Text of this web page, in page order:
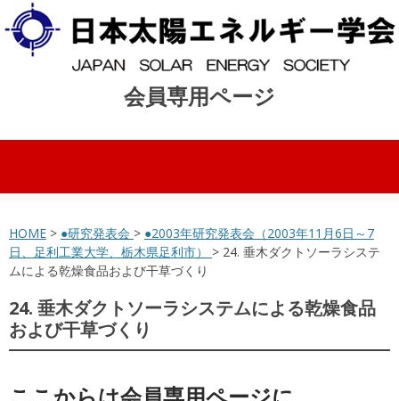
会員専用ページ
コンテンツへスキップ
HOME > ●研究発表会 > ●2003年研究発表会（2003年11月6日～7
日、足利工業大学、栃木県足利市） > 24. 垂木ダクトソーラシステ
ムによる乾燥食品および干草づくり
24. 垂木ダクトソーラシステムによる乾燥食品
および干草づくり